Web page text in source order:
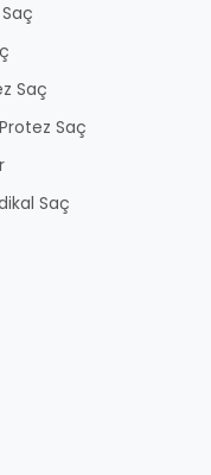
Saç
Saç
Saç